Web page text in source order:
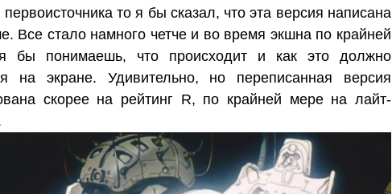
то я бы сказал, что эта версия написана
Все стало намного четче и во время экшна по крайней
бы понимаешь, что происходит и как это должно
на экране. Удивительно, но переписанная версия
скорее на рейтинг R, по крайней мере на лайт-